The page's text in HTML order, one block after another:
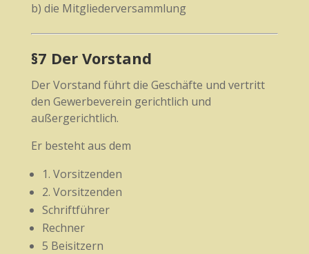
b) die Mitgliederversammlung
§7 Der Vorstand
Der Vorstand führt die Geschäfte und vertritt
den Gewerbeverein gerichtlich und
außergerichtlich.
Er besteht aus dem
1. Vorsitzenden
2. Vorsitzenden
Schriftführer
Rechner
5 Beisitzern